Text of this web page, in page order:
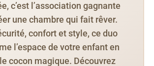
c’est l’association gagnante
une chambre qui fait rêver.
confort et style, ce duo
l’espace de votre enfant en
cocon magique. Découvrez